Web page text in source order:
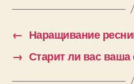
← Наращивание
→ Старит ли вас